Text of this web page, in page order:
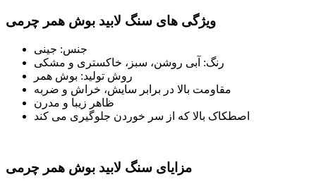
ویژگی های سنگ لابید بوش همر چرمی
جنس: جینی
رنگ: آبی روشن، سبز، خاکستری و مشکی
روش تولید: بوش همر
مقاومت بالا در برابر سایش، خراش و ضربه
ظاهر زیبا و مدرن
اصطکاک بالا که از سر خوردن جلوگیری می کند
مزایای سنگ لابید بوش همر چرمی